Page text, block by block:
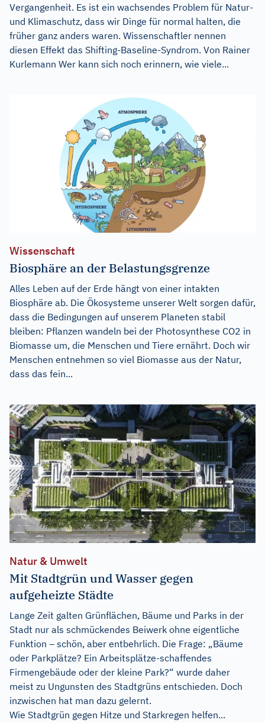
Vergangenheit. Es ist ein wachsendes Problem für Natur-
und Klimaschutz, dass wir Dinge für normal halten, die
früher ganz anders waren. Wissenschaftler nennen
diesen Effekt das Shifting-Baseline-Syndrom. Von Rainer
Kurlemann Wer kann sich noch erinnern, wie viele...
Wissenschaft
Biosphäre an der Belastungsgrenze
Alles Leben auf der Erde hängt von einer intakten
Biosphäre ab. Die Ökosysteme unserer Welt sorgen dafür,
dass die Bedingungen auf unserem Planeten stabil
bleiben: Pflanzen wandeln bei der Photosynthese CO2 in
Biomasse um, die Menschen und Tiere ernährt. Doch wir
Menschen entnehmen so viel Biomasse aus der Natur,
dass das fein...
Natur & Umwelt
Mit Stadtgrün und Wasser gegen
aufgeheizte Städte
Lange Zeit galten Grünflächen, Bäume und Parks in der
Stadt nur als schmückendes Beiwerk ohne eigentliche
Funktion – schön, aber entbehrlich. Die Frage: „Bäume
oder Parkplätze? Ein Arbeitsplätze-schaffendes
Firmengebäude oder der kleine Park?“ wurde daher
meist zu Ungunsten des Stadtgrüns entschieden. Doch
inzwischen hat man dazu gelernt.
Wie Stadtgrün gegen Hitze und Starkregen helfen...